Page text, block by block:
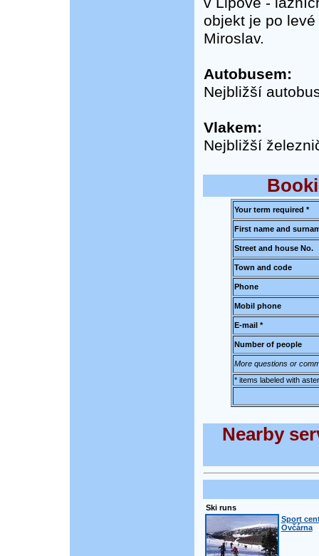
objekt je po
Miroslav.
Autobusem:
Nejbližší
Vlakem:
Nejbližší
Your term required *
First name and
Street and house No.
Town and code
Phone
Mobil phone
E-mail *
Number of people
More questions or
* items labeled with
Nearby
Ski runs
Sport
Ovčárna